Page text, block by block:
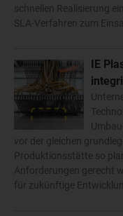
schnellen Realisierung
SLA-Verfahren zum
IE
vor der gleichen
Produktionsstätte so
Anforderungen gerecht
für zukünftige